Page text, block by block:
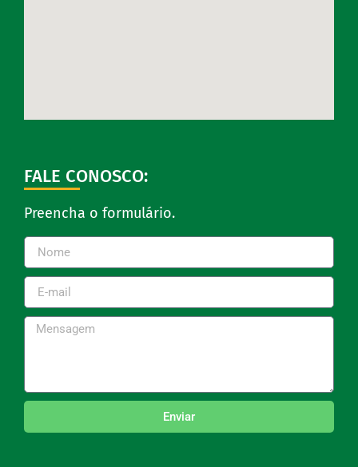
FALE CONOSCO:
Preencha o formulário.
Enviar